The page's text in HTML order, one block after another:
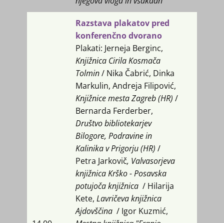
Razstava plakatov pred
konferenčno dvorano
Plakati: Jerneja Berginc,
Knjižnica Cirila Kosmača
Tolmin/ Nika Čabrić, Dinka
Markulin, Andreja Filipović,
Knjižnice mesta Zagreb (HR) /
Bernarda Ferderber,
Društvo bibliotekarjev
Bilogore, Podravine in
Kalinika v Prigorju (HR) /
Petra Jarkovič, Valvasorjeva
knjižnica Krško - Posavska
potujoča knjižnica / Hilarija
Kete, Lavričeva knjižnica
Ajdovščina / Igor Kuzmić,